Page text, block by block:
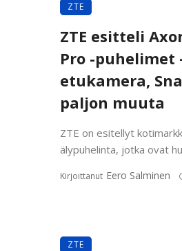
ZTE
ZTE esitteli
Pro -puhelimet
etukamera,
paljon muuta
ZTE on esitellyt
älypuhelinta, jotka ovat
Kirjoittanut Eero Salminen
ZTE